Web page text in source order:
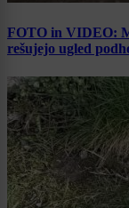
FOTO in VIDEO:
rešujejo ugled